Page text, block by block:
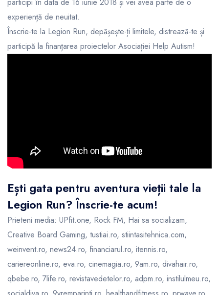
experiență de neuitat.
Înscrie-te la Legion Run, depășește-ți limitele, distrează-te și
participă la finanțarea proiectelor Asociației Help Autism!
Ești gata pentru aventura vieții tale la
Legion Run? Înscrie-te acum!
Prieteni media: UPfit.one, Rock FM, Hai sa socializam,
Creative Board Gaming, tustiai.ro, stiintasitehnica.com,
weinvent.ro, news24.ro, financiarul.ro, itennis.ro,
cariereonline.ro, eva.ro, cinemagia.ro, 9am.ro, divahair.ro,
qbebe.ro, 7life.ro, revistavedetelor.ro, adpm.ro, instilulmeu.ro,